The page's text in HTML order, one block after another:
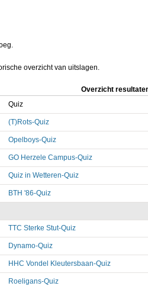
overzicht van uitslagen.
Overzicht
Quiz
(T)Rots-Quiz
Opelboys-Quiz
GO Herzele Campus-Quiz
Quiz in Wetteren-Quiz
BTH '86-Quiz
TTC Sterke Stut-Quiz
Dynamo-Quiz
HHC Vondel Kleutersbaan-Quiz
Roeligans-Quiz